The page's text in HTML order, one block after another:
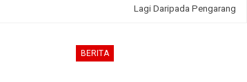
Lagi Daripada Pengarang
BERITA